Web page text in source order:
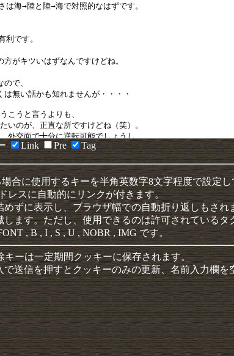
Link Pre Tag
合に使用するキーを半角英数字8文字程度で設定
レスに自動的にリンクが付きます。
ずに表示し、ブラウザ幅での自動折り返しもされ
ます。ただし、使用できるのは許可されているタ
, B , I , S , U , NOBR , IMG です。
ーは一定期間クッキーに保存されます。
送信を押すとクッキーのみの更新、名前入力欄